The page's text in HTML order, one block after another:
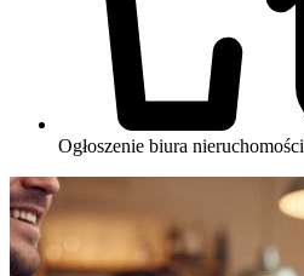
Ogłoszenie biura nieruchomości